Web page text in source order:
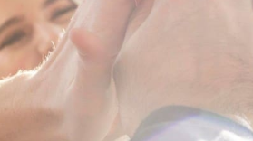
Cristina Santos
sintricare.com.pt
Parceria Eficiente e Profissional